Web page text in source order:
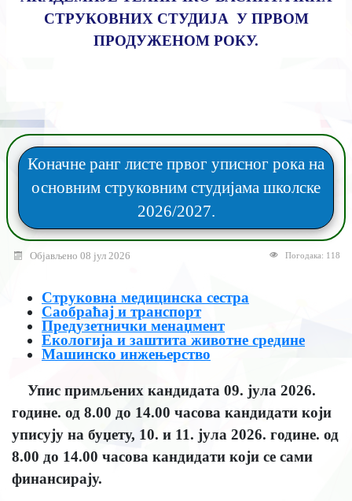
СТРУКОВНИХ СТУДИЈА У ПРВОМ
ПРОДУЖЕНОМ РОКУ.
Коначне ранг листе првог уписног рока на
основним струковним студијама школске
2026/2027.
Објављено 08 јул 2026 Погодака: 118
Струковна медицинска сестра
Саобраћај и транспорт
Предузетнички менаџмент
Екологија и заштита животне средине
Машинско инжењерство
Упис примљених кандидата 09. јула 2026.
године. од 8.00 до 14.00 часова кандидати који
уписују на буџету, 10. и 11. јула 2026. године. од
8.00 до 14.00 часова кандидати који се сами
финансирају.